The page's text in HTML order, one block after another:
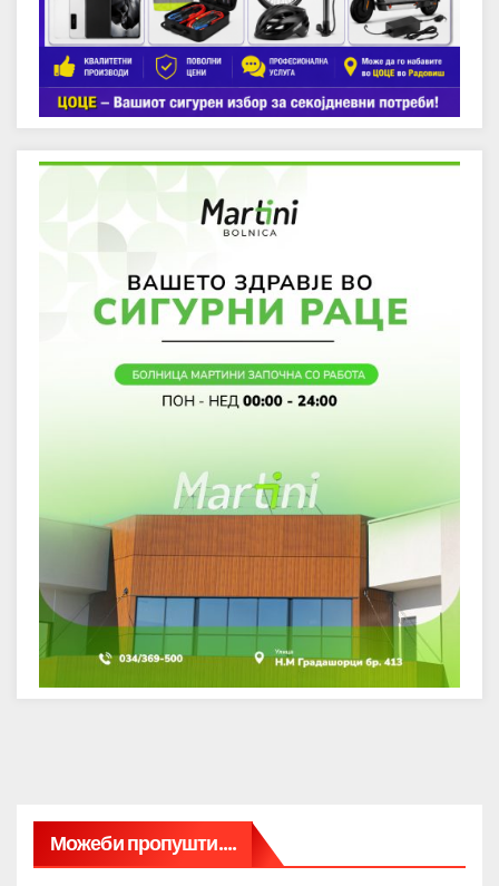
Можеби пропушти....